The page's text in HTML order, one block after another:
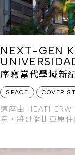
NEXT-GEN
SCHOOL
序寫當代學域新
SPACE COVER
這座由
院，將哥倫比亞原